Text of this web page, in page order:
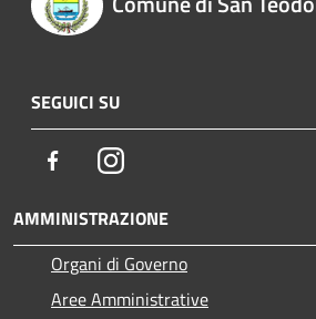
SEGUICI SU
FacebookInstagram
AMMINISTRAZIONE
Organi di Governo
Aree Amministrative